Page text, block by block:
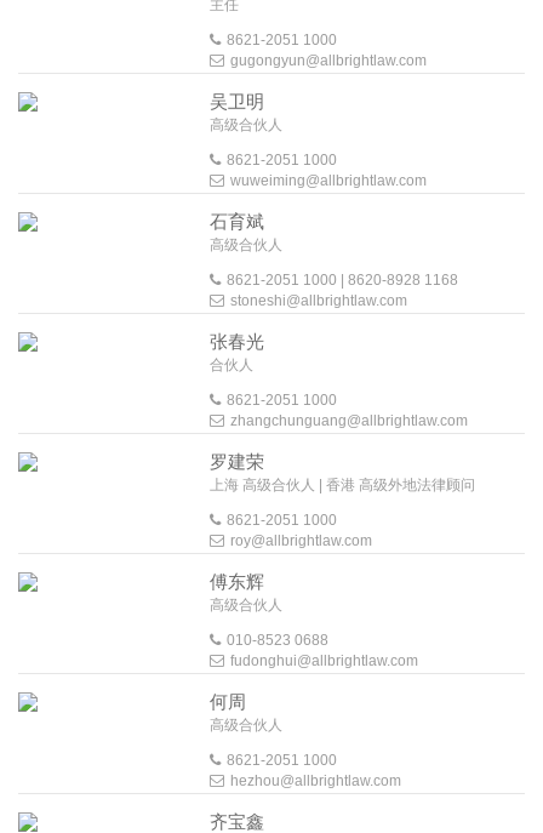
主任
8621-2051 1000
gugongyun@allbrightlaw.com
吴卫明
高级合伙人
8621-2051 1000
wuweiming@allbrightlaw.com
石育斌
高级合伙人
8621-2051 1000 | 8620-8928 1168
stoneshi@allbrightlaw.com
张春光
合伙人
8621-2051 1000
zhangchunguang@allbrightlaw.com
罗建荣
上海 高级合伙人 | 香港 高级外地法律顾问
8621-2051 1000
roy@allbrightlaw.com
傅东辉
高级合伙人
010-8523 0688
fudonghui@allbrightlaw.com
何周
高级合伙人
8621-2051 1000
hezhou@allbrightlaw.com
齐宝鑫